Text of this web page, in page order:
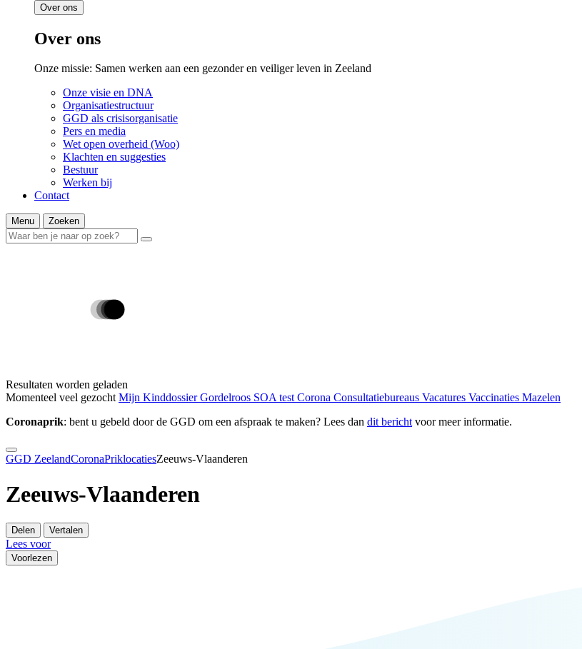
Over ons
Over ons
Onze missie: Samen werken aan een gezonder en veiliger leven in Zeeland
Onze visie en DNA
Organisatiestructuur
GGD als crisisorganisatie
Pers en media
Wet open overheid (Woo)
Klachten en suggesties
Bestuur
Werken bij
Contact
Menu Zoeken
Resultaten worden geladen
Momenteel veel gezocht Mijn KinddossierGordelroos SOA testCorona Consultatiebureaus Vacatures Vaccinaties Mazelen
Coronaprik: bent u gebeld door de GGD om een afspraak te maken? Lees dan dit berichtvoor meer informatie.
GGD ZeelandCoronaPriklocatiesZeeuws-Vlaanderen
Zeeuws-Vlaanderen
Delen Vertalen
Lees voor
Voorlezen